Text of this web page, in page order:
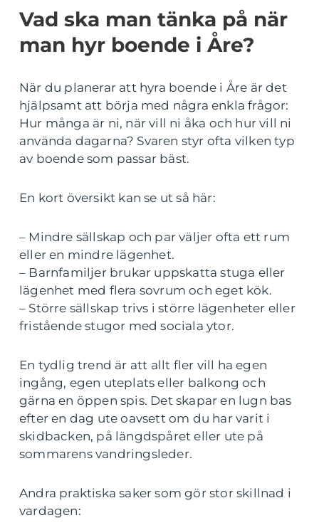
Vad ska man tänka på när
man hyr boende i Åre?
När du planerar att hyra boende i Åre är det
hjälpsamt att börja med några enkla frågor:
Hur många är ni, när vill ni åka och hur vill ni
använda dagarna? Svaren styr ofta vilken typ
av boende som passar bäst.
En kort översikt kan se ut så här:
– Mindre sällskap och par väljer ofta ett rum
eller en mindre lägenhet.
– Barnfamiljer brukar uppskatta stuga eller
lägenhet med flera sovrum och eget kök.
– Större sällskap trivs i större lägenheter eller
fristående stugor med sociala ytor.
En tydlig trend är att allt fler vill ha egen
ingång, egen uteplats eller balkong och
gärna en öppen spis. Det skapar en lugn bas
efter en dag ute oavsett om du har varit i
skidbacken, på längdspåret eller ute på
sommarens vandringsleder.
Andra praktiska saker som gör stor skillnad i
vardagen: